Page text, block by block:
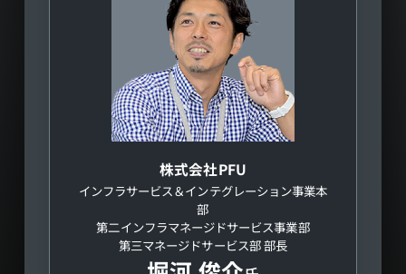
株式会社PFU
インフラサービス＆インテグレーション事業本
部
第二インフラマネージドサービス事業部
第三マネージドサービス部 部長